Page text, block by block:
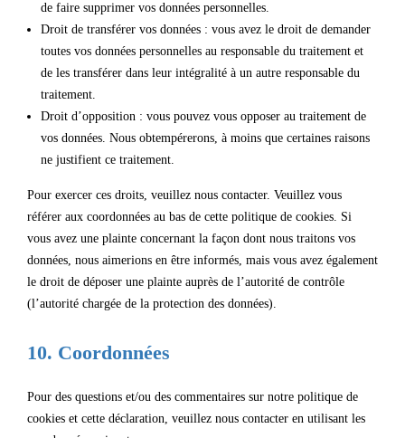
de faire supprimer vos données personnelles.
Droit de transférer vos données : vous avez le droit de demander
toutes vos données personnelles au responsable du traitement et
de les transférer dans leur intégralité à un autre responsable du
traitement.
Droit d’opposition : vous pouvez vous opposer au traitement de
vos données. Nous obtempérerons, à moins que certaines raisons
ne justifient ce traitement.
Pour exercer ces droits, veuillez nous contacter. Veuillez vous
référer aux coordonnées au bas de cette politique de cookies. Si
vous avez une plainte concernant la façon dont nous traitons vos
données, nous aimerions en être informés, mais vous avez également
le droit de déposer une plainte auprès de l’autorité de contrôle
(l’autorité chargée de la protection des données).
10. Coordonnées
Pour des questions et/ou des commentaires sur notre politique de
cookies et cette déclaration, veuillez nous contacter en utilisant les